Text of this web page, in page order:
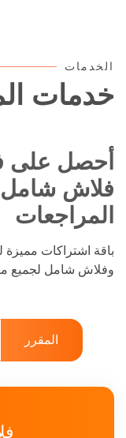
الخدمات
خدمات
أحصل على
فلاش شامل
المراجعات
باقة اشتراكات
وفلاش شامل لجميع
المقرر